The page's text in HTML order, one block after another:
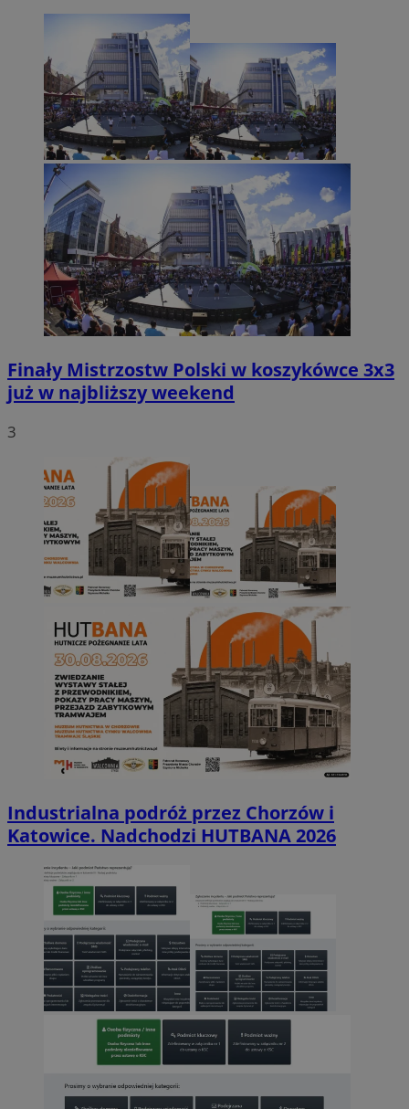
Finały Mistrzostw Polski w koszykówce 3x3
już w najbliższy weekend
3
Industrialna podróż przez Chorzów i
Katowice. Nadchodzi HUTBANA 2026